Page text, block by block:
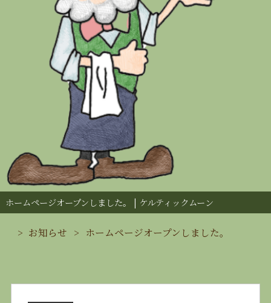
ホームページオープンしました。 | ケルティックムーン
お知らせ ホームページオープンしました。